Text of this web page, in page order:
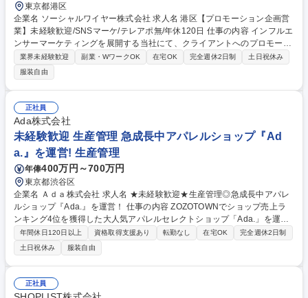
東京都港区
企業名 ソーシャルワイヤー株式会社 求人名 港区【プロモーション企画営
業】未経験歓迎/SNSマーケ/テレアポ無/年休120日 仕事の内容 インフルエ
ンサーマーケティングを展開する当社にて、クライアントへのプロモーシ
ョン企画提案営業をお任せいたします。マーケ部門が獲得した案件に対
し、SNS広告やアカウント運用等を総合提案します。 ■大手クライアント
を中心に1人15～20社を担当 ■マーケティング部門が獲得した案件に対
し、Web商談を中心に顧客の課題や意図を丁寧にヒアリング(1～3件/日) ■
インフルエンサーの選定やSNS運用、広告施策等の企画立案・提案 ■受注
後の進行管理は専門のディレクション部と連携し顧客対応を主導 ■実施後
の効果測定やデータ分析結果のフィードバック、継続的な提案 募集職種
港区【プロモーション企画営業】未経験歓迎/SNSマーケ/テレアポ無/年休
120日
業界未経験歓迎 副業・WワークOK 在宅OK 完全週休2日制
土日祝休み
服装自由
正社員
Ada株式会社
未経験歓迎 生産管理 急成長中アパレルショップ『Ad
a.』を運営! 生産管理
年俸400万円～700万円
東京都渋谷区
企業名 Ａｄａ株式会社 求人名 ★未経験歓迎★生産管理◎急成長中アパレ
ルショップ『Ada.』を運営！ 仕事の内容 ZOZOTOWNでショップ売上ラ
ンキング4位を獲得した大人気アパレルセレクトショップ「Ada.」を運営
する当社で,新規アパレルブランドの立ち上げに伴う生産管理業務を担い,
活躍いただく方を募集します！ 【担当いただく業務例】 ■メーカー/OEM
企業との条件交渉 ■メーカー/OEM企業/社内他部署と連携した納期管理・
進行 ■メーカー/OEM企業/商社等の仕入・製造先開拓 募集職種 ★未経験歓
迎★生産管理◎急成長中アパレルショップ『Ada.』を運営！
年間休日120日以上 資格取得支援あり 転勤なし 在宅OK
完全週休2日制
土日祝休み
服装自由
正社員